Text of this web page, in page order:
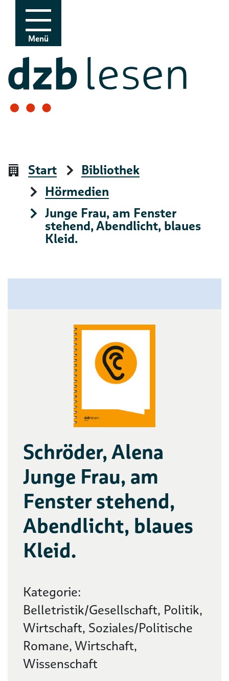
Zur Navigation
Zum Inhalt
Menü
Start
Bibliothek
Hörmedien
Junge Frau, am Fenster
stehend, Abendlicht, blaues
Kleid.
Schröder, Alena
Junge Frau, am
Fenster stehend,
Abendlicht, blaues
Kleid.
Kategorie:
Belletristik/Gesellschaft, Politik,
Wirtschaft, Soziales/Politische
Romane, Wirtschaft,
Wissenschaft